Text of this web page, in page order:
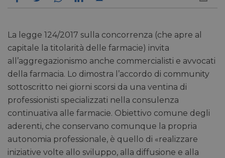
La legge 124/2017 sulla concorrenza (che apre al
capitale la titolarità delle farmacie) invita
all’aggregazionismo anche commercialisti e avvocati
della farmacia. Lo dimostra l’accordo di community
sottoscritto nei giorni scorsi da una ventina di
professionisti specializzati nella consulenza
continuativa alle farmacie. Obiettivo comune degli
aderenti, che conservano comunque la propria
autonomia professionale, è quello di «realizzare
iniziative volte allo sviluppo, alla diffusione e alla